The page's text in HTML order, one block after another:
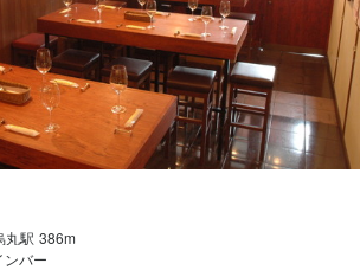
丸駅 386m
バー